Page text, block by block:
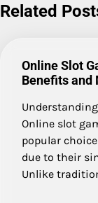
Related
Online Slot
Benefits and
Online slot
popular
due to their
Unlike